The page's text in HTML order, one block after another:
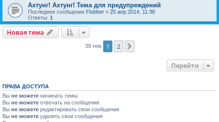
Ахтунг! Ахтунг! Тема для предупреждений
Последнее сообщение Flubber « 25 апр 2014, 11:38
Ответы: 1
Новая тема
39 тем 1 2
Перейти
ПРАВА ДОСТУПА
Вы не можете начинать темы
Вы не можете отвечать на сообщения
Вы не можете редактировать свои сообщения
Вы не можете удалять свои сообщения